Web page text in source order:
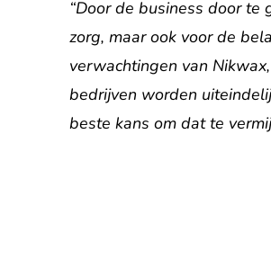
“Door de business door
zorg, maar ook voor de
verwachtingen van
bedrijven worden
beste kans om dat te